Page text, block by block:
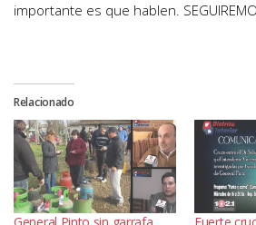
importante es que hablen.
Relacionado
General Pinto sin garrafa Fuerte